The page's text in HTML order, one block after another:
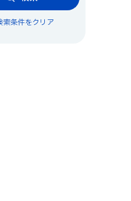
索条件をクリア